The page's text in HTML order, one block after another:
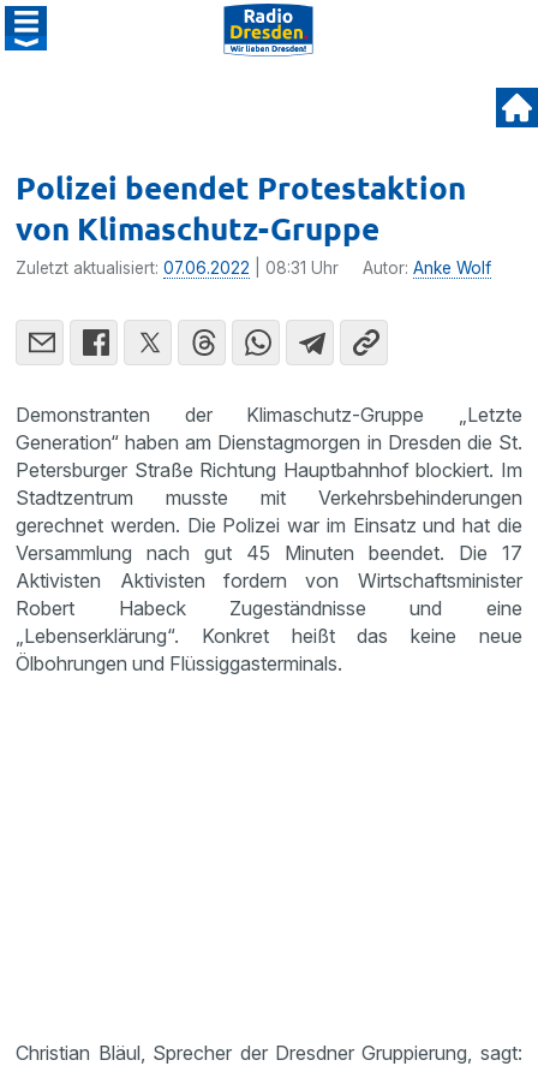
Polizei beendet Protestaktion
von Klimaschutz-Gruppe
Zuletzt aktualisiert:07.06.2022 | 08:31 Uhr Autor:Anke Wolf
Demonstranten der Klimaschutz-Gruppe „Letzte
Generation“ haben am Dienstagmorgen in Dresden die St.
Petersburger Straße Richtung Hauptbahnhof blockiert. Im
Stadtzentrum musste mit Verkehrsbehinderungen
gerechnet werden. Die Polizei war im Einsatz und hat die
Versammlung nach gut 45 Minuten beendet. Die 17
Aktivisten Aktivisten fordern von Wirtschaftsminister
Robert Habeck Zugeständnisse und eine
„Lebenserklärung“. Konkret heißt das keine neue
Ölbohrungen und Flüssiggasterminals.
Christian Bläul, Sprecher der Dresdner Gruppierung, sagt: